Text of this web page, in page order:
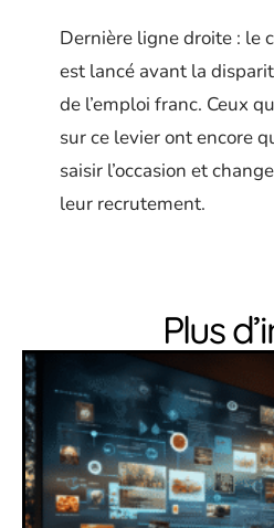
Dernière ligne droite : le
est lancé avant la
de l’emploi franc. Ceux
sur ce levier ont encore
saisir l’occasion et
leur recrutement.
Plus